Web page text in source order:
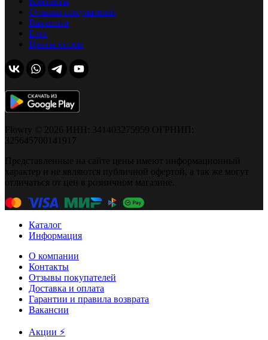
Отзывы покупателей
Вакансии
Блог
Цветы оптом
Flowry © 2026 ИНН: 341403275959 ОГРНИП:
325645700141917
Представленные на сайте цены имеют информационный
характер и не являются публичной офертой, а так же могут
отличаться от цен в розничном магазине.
Каталог
Информация
О компании
Контакты
Отзывы покупателей
Доставка и оплата
Гарантии и правила возврата
Вакансии
Акции ⚡️